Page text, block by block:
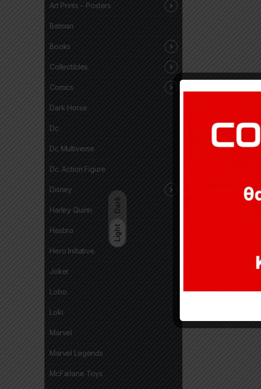
Dark
Light
Art Prints – Posters
Batman
Books
Collectibles
Comics
Dark Horse
Dc
Dc Multiverse
Dc. Action Figure
Disney
Harley Quinn
Hasbro
Hero Initiative
Joker
Lobo
Loki
Marvel
Marvel Legends
McFarlane Toys